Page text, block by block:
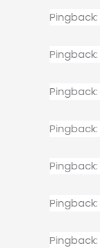
Pingback:
Pingback:
Pingback:
Pingback:
Pingback:
Pingback:
Pingback: